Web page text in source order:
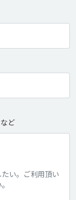
ど